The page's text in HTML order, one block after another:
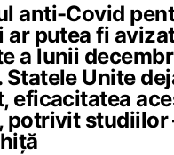
anti-Covid
ar putea fi
a lunii
Statele Unite
eficacitatea
potrivit studiilor